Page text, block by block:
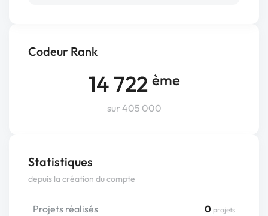
Codeur Rank
14 722 ème
sur 405 000
Statistiques
depuis la création du compte
Projets réalisés 0 projets